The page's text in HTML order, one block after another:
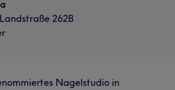
262B
Nagelstudio in